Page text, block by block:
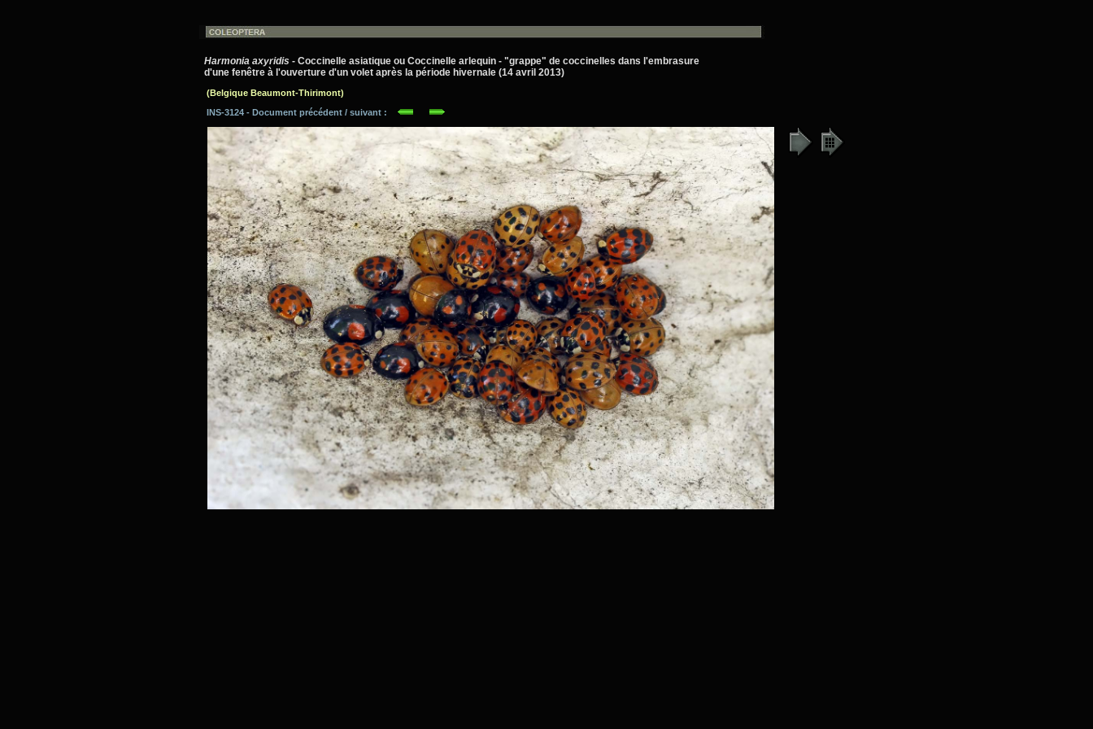
Harmonia axyridis - Coccinelle asiatique ou Coccinelle arlequin - "grappe" de coccinelles dans l'embrasure
d'une fenêtre à l'ouverture d'un volet après la période hivernale (14 avril 2013)
(Belgique Beaumont-Thirimont)
INS-3124 - Document précédent / suivant :